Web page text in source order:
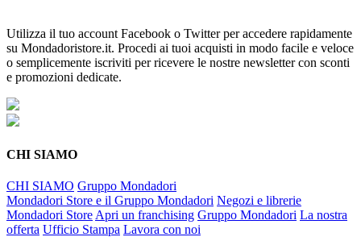
Utilizza il tuo account Facebook o Twitter per accedere rapidamente
su Mondadoristore.it. Procedi ai tuoi acquisti in modo facile e veloce
o semplicemente iscriviti per ricevere le nostre newsletter con sconti
e promozioni dedicate.
CHI SIAMO
CHI SIAMO Gruppo Mondadori
Mondadori Store e il Gruppo Mondadori Negozi e librerie
Mondadori Store Apri un franchising Gruppo Mondadori La nostra
offerta Ufficio Stampa Lavora con noi